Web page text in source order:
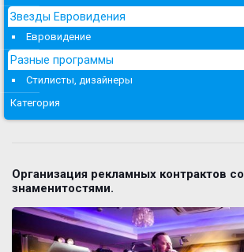
Звезды Евровидения
Евровидение
Разные программы
Стилисты, дизайнеры
Категория
Организация рекламных контрактов со
знаменитостями.